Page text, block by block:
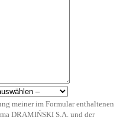
meiner im Formular enthaltenen
DRAMIŃSKI S.A. und der